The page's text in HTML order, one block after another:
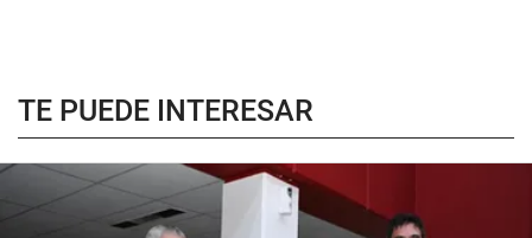
TE PUEDE INTERESAR